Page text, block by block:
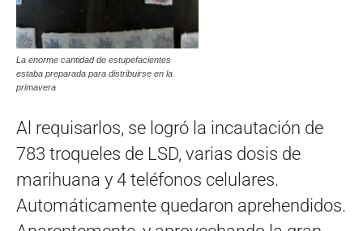
La enorme cantidad de estupefacientes
estaba preparada para distribuirse en la
primavera
Al requisarlos, se logró la incautación de
783 troqueles de LSD, varias dosis de
marihuana y 4 teléfonos celulares.
Automáticamente quedaron aprehendidos.